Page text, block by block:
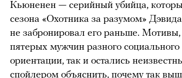
Кьюненен — серийный убийца,
сезона «Охотника за разумом»
не забронировал его раньше. Мотивы,
пятерых мужчин разного социального
ориентации, так и остались
спойлером объяснить, почему так